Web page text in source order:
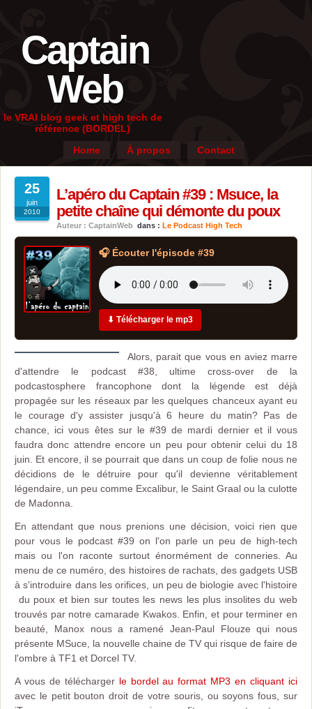
Captain
Web
le VRAI blog geek et high tech de
référence (BORDEL)
Home
À propos Contact
25
juin
2010
L’apéro du Captain #39 : Msuce, la
petite chaîne qui démonte du poux
Auteur : CaptainWeb dans : Le Podcast High Tech
🎧 Écouter l'épisode #39
⬇ Télécharger le mp3
Alors, parait que vous en aviez marre
d'attendre le podcast #38, ultime cross-over de la
podcastosphere francophone dont la légende est déjà
propagée sur les réseaux par les quelques chanceux ayant eu
le courage d'y assister jusqu'à 6 heure du matin? Pas de
chance, ici vous êtes sur le #39 de mardi dernier et il vous
faudra donc attendre encore un peu pour obtenir celui du 18
juin. Et encore, il se pourrait que dans un coup de folie nous ne
décidions de le détruire pour qu'il devienne véritablement
légendaire, un peu comme Excalibur, le Saint Graal ou la culotte
de Madonna.
En attendant que nous prenions une décision, voici rien que
pour vous le podcast #39 on l'on parle un peu de high-tech
mais ou l'on raconte surtout énormément de conneries. Au
menu de ce numéro, des histoires de rachats, des gadgets USB
à s'introduire dans les orifices, un peu de biologie avec l'histoire
du poux et bien sur toutes les news les plus insolites du web
trouvés par notre camarade Kwakos. Enfin, et pour terminer en
beauté, Manox nous a ramené Jean-Paul Flouze qui nous
présente MSuce, la nouvelle chaine de TV qui risque de faire de
l'ombre à TF1 et Dorcel TV.
A vous de télécharger le bordel au format MP3 en cliquant ici
avec le petit bouton droit de votre souris, ou soyons fous, sur